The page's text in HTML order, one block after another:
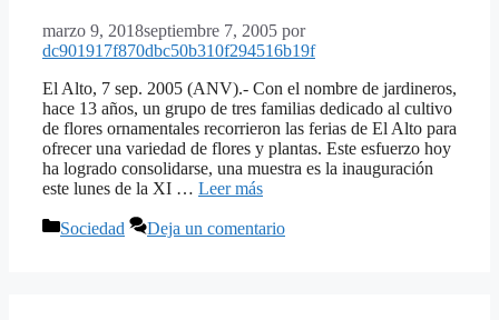
marzo 9, 2018septiembre 7, 2005 por
dc901917f870dbc50b310f294516b19f
El Alto, 7 sep. 2005 (ANV).- Con el nombre de jardineros,
hace 13 años, un grupo de tres familias dedicado al cultivo
de flores ornamentales recorrieron las ferias de El Alto para
ofrecer una variedad de flores y plantas. Este esfuerzo hoy
ha logrado consolidarse, una muestra es la inauguración
este lunes de la XI … Leer más
Categorías
Sociedad Deja un comentario